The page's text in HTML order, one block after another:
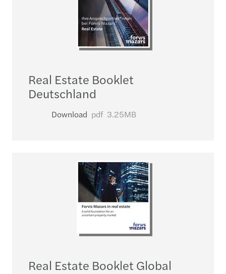
Real Estate Booklet
Deutschland
Download pdf 3.25MB
Real Estate Booklet Global